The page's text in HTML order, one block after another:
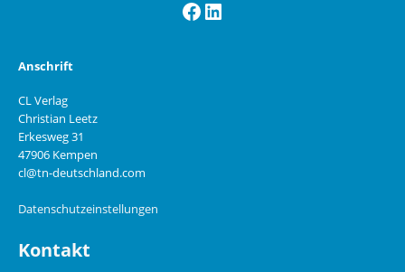
Facebook
LinkedIn
Anschrift
CL Verlag
Christian Leetz
Erkesweg 31
47906 Kempen
cl@tn-deutschland.com
Datenschutzeinstellungen
Kontakt